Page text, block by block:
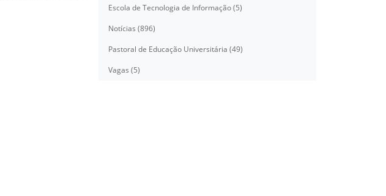
Escola de Tecnologia de Informação (5)
Notícias (896)
Pastoral de Educação Universitária (49)
Vagas (5)